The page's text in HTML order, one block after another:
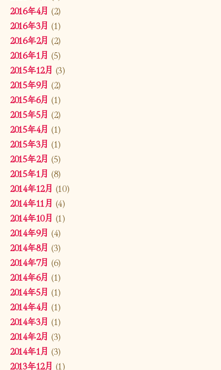
2016年4月 (2)
2016年3月 (1)
2016年2月 (2)
2016年1月 (5)
2015年12月 (3)
2015年9月 (2)
2015年6月 (1)
2015年5月 (2)
2015年4月 (1)
2015年3月 (1)
2015年2月 (5)
2015年1月 (8)
2014年12月 (10)
2014年11月 (4)
2014年10月 (1)
2014年9月 (4)
2014年8月 (3)
2014年7月 (6)
2014年6月 (1)
2014年5月 (1)
2014年4月 (1)
2014年3月 (1)
2014年2月 (3)
2014年1月 (3)
2013年12月 (1)